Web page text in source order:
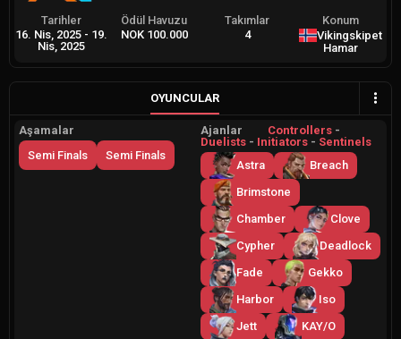
Tarihler
16. Nis, 2025 - 19.
Nis, 2025
Ödül Havuzu
NOK 100.000
Takımlar
4
Konum
Vikingskipet
Hamar
OYUNCULAR
Aşamalar
Semi Finals
Semi Finals
Ajanlar Controllers -
Duelists - Initiators - Sentinels
Astra
Breach
Brimstone
Chamber
Clove
Cypher
Deadlock
Fade
Gekko
Harbor
Iso
Jett
KAY/O